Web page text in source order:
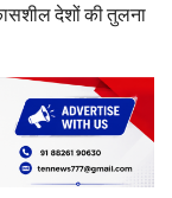
देशों की तुलना